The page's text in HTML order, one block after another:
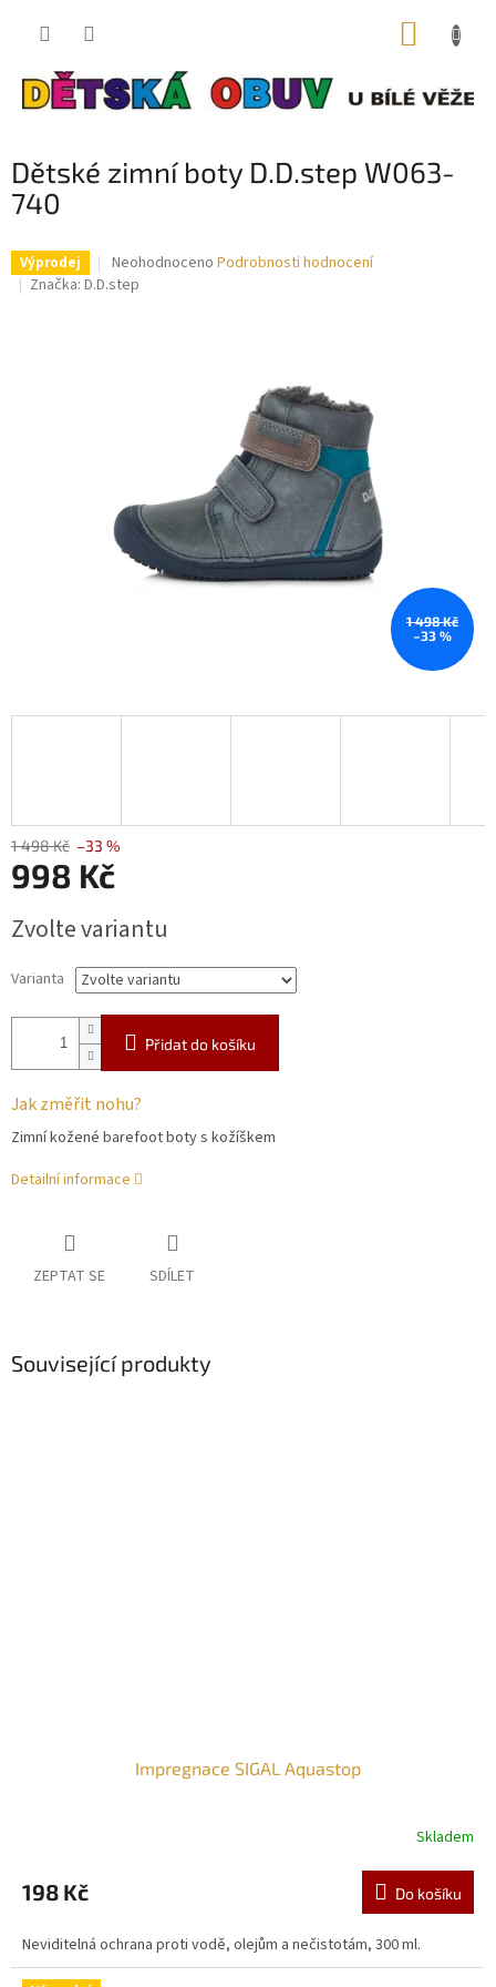
Dětské zimní boty D.D.step W063-
740
Výprodej
Průměrné
hodnocení
Neohodnoceno Podrobnosti hodnocení
Značka: D.D.step
1 498 Kč
–33 %
1 498 Kč –33 %
998 Kč
cena:
Zvolte variantu
Varianta
Přidat do košíku
Jak změřit nohu?
Zimní kožené barefoot boty s kožíškem
Detailní informace
ZEPTAT SE SDÍLET
Související produkty
Impregnace SIGAL Aquastop
Skladem
198 Kč Do košíku
Neviditelná ochrana proti vodě, olejům a nečistotám, 300 ml.